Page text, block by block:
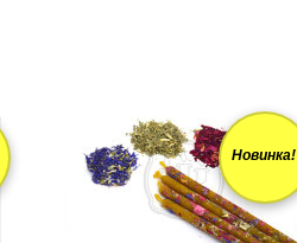
Новинка!